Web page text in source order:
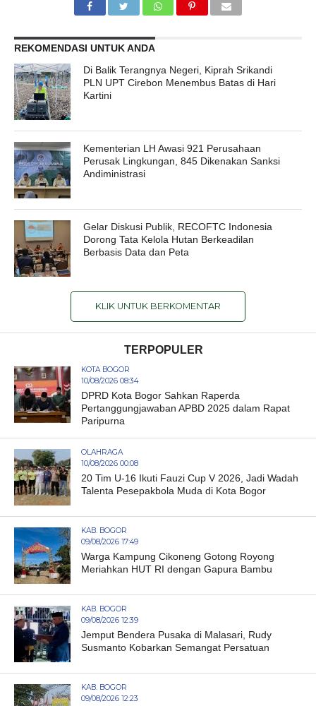
REKOMENDASI UNTUK ANDA
Di Balik Terangnya Negeri, Kiprah Srikandi
PLN UPT Cirebon Menembus Batas di Hari
Kartini
Kementerian LH Awasi 921 Perusahaan
Perusak Lingkungan, 845 Dikenakan Sanksi
Andiministrasi
Gelar Diskusi Publik, RECOFTC Indonesia
Dorong Tata Kelola Hutan Berkeadilan
Berbasis Data dan Peta
KLIK UNTUK BERKOMENTAR
TERPOPULER
KOTA BOGOR
10/08/2026 08:34
DPRD Kota Bogor Sahkan Raperda
Pertanggungjawaban APBD 2025 dalam Rapat
Paripurna
OLAHRAGA
10/08/2026 00:08
20 Tim U-16 Ikuti Fauzi Cup V 2026, Jadi Wadah
Talenta Pesepakbola Muda di Kota Bogor
KAB. BOGOR
09/08/2026 17:49
Warga Kampung Cikoneng Gotong Royong
Meriahkan HUT RI dengan Gapura Bambu
KAB. BOGOR
09/08/2026 12:39
Jemput Bendera Pusaka di Malasari, Rudy
Susmanto Kobarkan Semangat Persatuan
KAB. BOGOR
09/08/2026 12:23